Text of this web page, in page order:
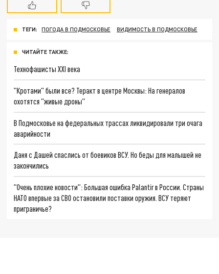
ТЕГИ: ПОГОДА В ПОДМОСКОВЬЕ ВИДИМОСТЬ В ПОДМОСКОВЬЕ
ЧИТАЙТЕ ТАКЖЕ:
Технофашисты XXI века
"Кротами" были все? Теракт в центре Москвы: На генералов
охотятся "живые дроны"
В Подмосковье на федеральных трассах ликвидировали три очага
аварийности
Даня с Дашей спаслись от боевиков ВСУ. Но беды для малышей не
закончились
"Очень плохие новости": Большая ошибка Palantir в России. Страны
НАТО впервые за СВО остановили поставки оружия. ВСУ теряют
приграничье?